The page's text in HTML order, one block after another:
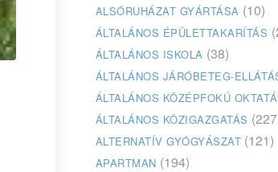
ALSÓRUHÁZAT GYÁRTÁSA (10)
ÁLTALÁNOS ÉPÜLETTAKARÍTÁS
ÁLTALÁNOS ISKOLA (38)
ÁLTALÁNOS JÁRÓBETEG-
ÁLTALÁNOS KÖZÉPFOKÚ
ÁLTALÁNOS KÖZIGAZGATÁS
ALTERNATÍV GYÓGYÁSZAT (121)
APARTMAN (194)